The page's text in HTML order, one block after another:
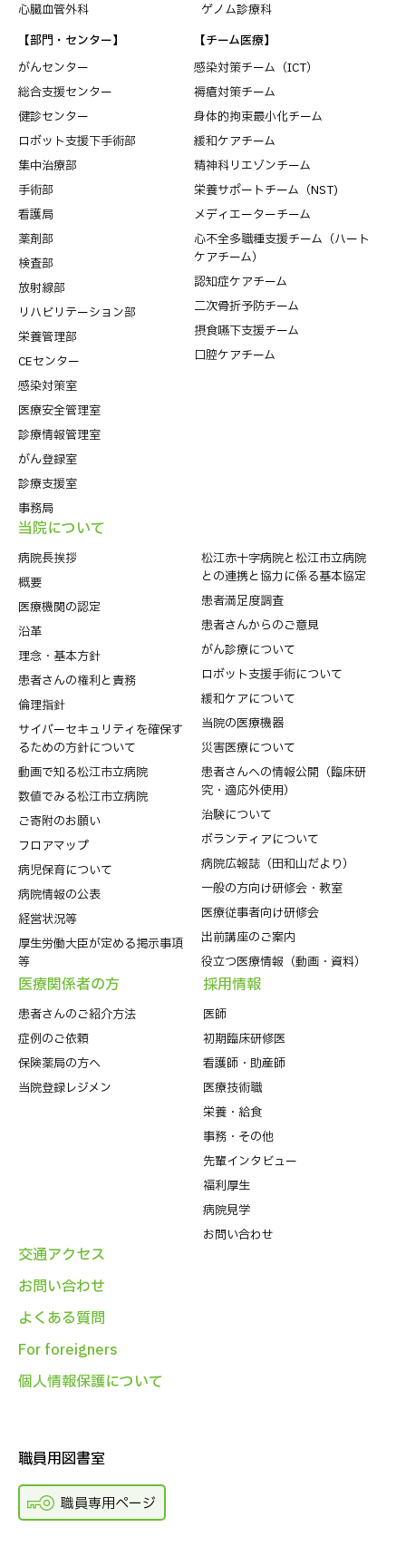
心臓血管外科
ゲノム診療科
【部門・センター】
がんセンター
総合支援センター
健診センター
ロボット支援下手術部
集中治療部
手術部
看護局
薬剤部
検査部
放射線部
リハビリテーション部
栄養管理部
CEセンター
感染対策室
医療安全管理室
診療情報管理室
がん登録室
診療支援室
事務局
【チーム医療】
感染対策チーム（ICT）
褥瘡対策チーム
身体的拘束最小化チーム
緩和ケアチーム
精神科リエゾンチーム
栄養サポートチーム（NST)
メディエーターチーム
心不全多職種支援チーム（ハート
ケアチーム）
認知症ケアチーム
二次骨折予防チーム
摂食嚥下支援チーム
口腔ケアチーム
当院について
病院⻑挨拶
概要
医療機関の認定
沿革
理念・基本方針
患者さんの権利と責務
倫理指針
サイバーセキュリティを確保す
るための方針について
動画で知る松江市立病院
数値でみる松江市立病院
ご寄附のお願い
フロアマップ
病児保育について
病院情報の公表
経営状況等
厚生労働大臣が定める掲示事項
等
松江赤十字病院と松江市立病院
との連携と協力に係る基本協定
患者満足度調査
患者さんからのご意見
がん診療について
ロボット支援手術について
緩和ケアについて
当院の医療機器
災害医療について
患者さんへの情報公開（臨床研
究・適応外使用）
治験について
ボランティアについて
病院広報誌（田和山だより）
一般の方向け研修会・教室
医療従事者向け研修会
出前講座のご案内
役立つ医療情報（動画・資料）
医療関係者の⽅
患者さんのご紹介方法
症例のご依頼
保険薬局の方へ
当院登録レジメン
採⽤情報
医師
初期臨床研修医
看護師・助産師
医療技術職
栄養・給食
事務・その他
先輩インタビュー
福利厚生
病院⾒学
お問い合わせ
交通アクセス
お問い合わせ
よくある質問
For foreigners
個人情報保護について
職員用図書室
職員専用ページ